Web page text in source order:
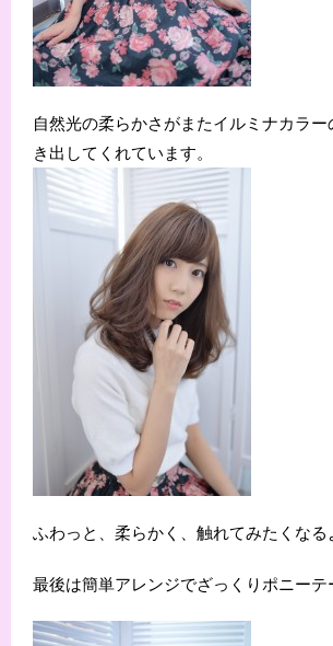
自然光の柔らかさがまたイルミナカラー
き出してくれています。
ふわっと、柔らかく、触れてみたくな
最後は簡単アレンジでざっくりポニーテ